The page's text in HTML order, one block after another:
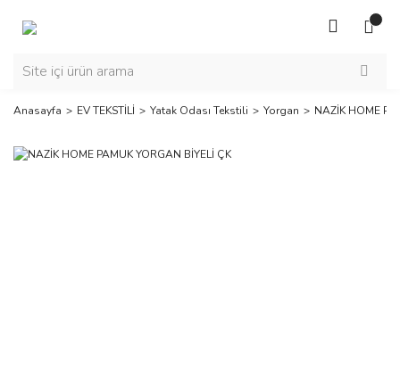
Anasayfa EV TEKSTİLİ Yatak Odası Tekstili Yorgan NAZİK HOME